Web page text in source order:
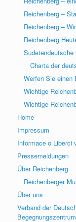
Reichenberg –
Reichenberg –
Reichenberg
Charta der
Werfen Sie
Wichtige
Wichtige
Home
Impressum
Informace o Liberci
Pressemeldungen
Über Reichenberg
Reichenberger
Über uns
Verband der